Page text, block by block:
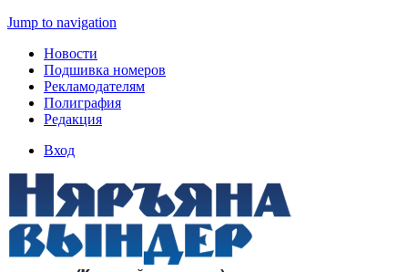
Jump to navigation
Новости
Подшивка номеров
Рекламодателям
Полиграфия
Редакция
Вход